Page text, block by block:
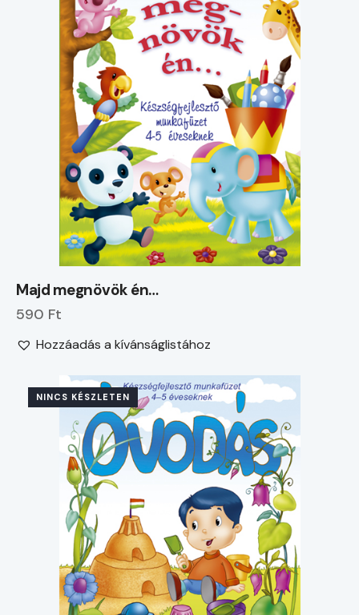
Majd megnövök én…
590 Ft
Hozzáadás a kívánságlistához
NINCS KÉSZLETEN